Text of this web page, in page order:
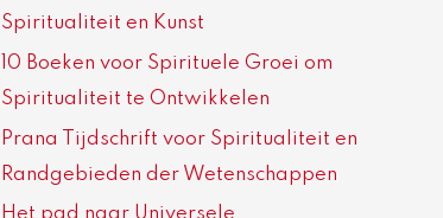
Spiritualiteit en Kunst
10 Boeken voor Spirituele Groei om
Spiritualiteit te Ontwikkelen
Prana Tijdschrift voor Spiritualiteit en
Randgebieden der Wetenschappen